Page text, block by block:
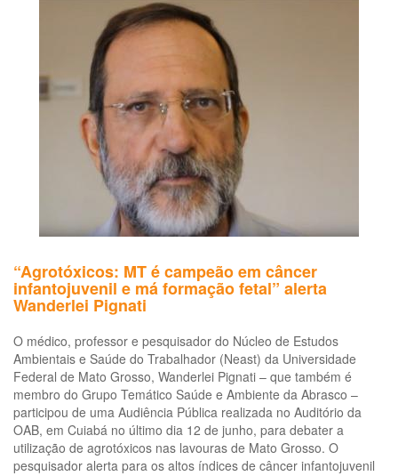
“Agrotóxicos: MT é campeão em câncer
infantojuvenil e má formação fetal” alerta
Wanderlei Pignati
O médico, professor e pesquisador do Núcleo de Estudos
Ambientais e Saúde do Trabalhador (Neast) da Universidade
Federal de Mato Grosso, Wanderlei Pignati – que também é
membro do Grupo Temático Saúde e Ambiente da Abrasco –
participou de uma Audiência Pública realizada no Auditório da
OAB, em Cuiabá no último dia 12 de junho, para debater a
utilização de agrotóxicos nas lavouras de Mato Grosso. O
pesquisador alerta para os altos índices de câncer infantojuvenil